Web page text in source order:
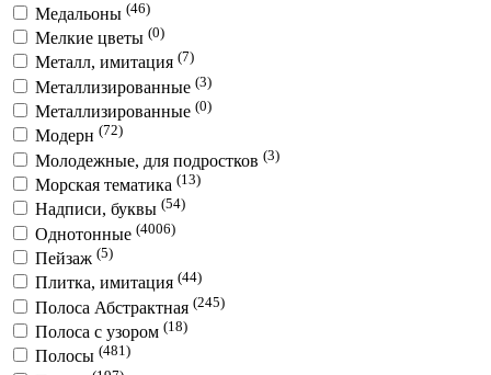
Медальоны (46)
Мелкие цветы (0)
Металл, имитация (7)
Металлизированные (3)
Металлизированные (0)
Модерн (72)
Молодежные, для подростков (3)
Морская тематика (13)
Надписи, буквы (54)
Однотонные (4006)
Пейзаж (5)
Плитка, имитация (44)
Полоса Абстрактная (245)
Полоса с узором (18)
Полосы (481)